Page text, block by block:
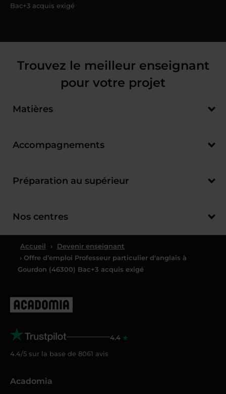
Bac+3 acquis exigé
Trouvez le meilleur enseignant
pour votre projet
Matières
Accompagnements
Préparation au supérieur
Nos centres
Accueil ›
Devenir enseignant
› Offre d’emploi Professeur particulier d'anglais à
Gourdon (46300) Bac+3 acquis exigé
4.4
4.4/5 sur la base de 8061 avis
Acadomia